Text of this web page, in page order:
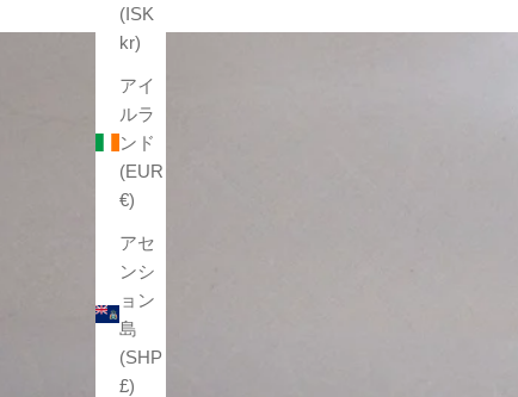
(ISK
kr)
アイ
ルラ
ンド
(EUR
€)
アセ
ンシ
ョン
島
(SHP
£)